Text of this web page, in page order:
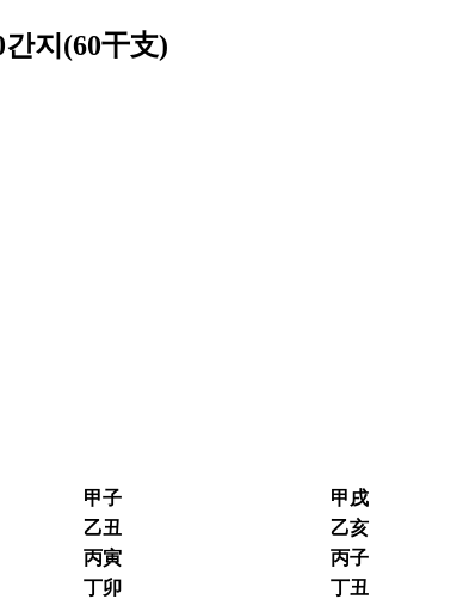
간지(60干支)
甲子 甲戌
乙丑
乙亥
丙寅
丙子
丁卯
丁丑